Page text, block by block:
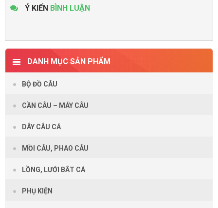
Ý KIẾN BÌNH LUẬN
DANH MỤC SẢN PHẨM
BỘ ĐỒ CÂU
CẦN CÂU – MÁY CÂU
DÂY CÂU CÁ
MỒI CÂU, PHAO CÂU
LỒNG, LƯỚI BẮT CÁ
PHỤ KIỆN